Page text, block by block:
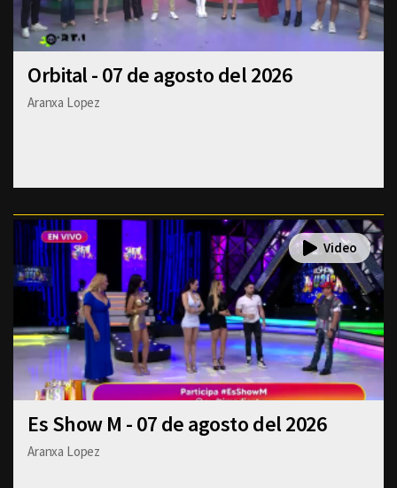
Orbital - 07 de agosto del 2026
Aranxa Lopez
Es Show M - 07 de agosto del 2026
Aranxa Lopez